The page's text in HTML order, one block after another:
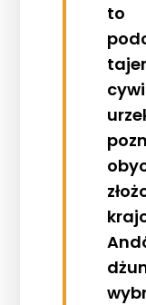
to